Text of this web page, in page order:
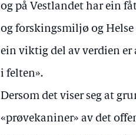
og på Vestlandet har ein
og forskingsmiljø og Helse
ein viktig del av verdien er
i felten».
Dersom det viser seg at
«prøvekaniner» av det